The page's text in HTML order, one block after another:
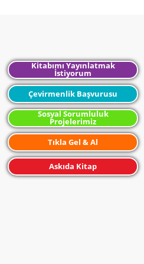
Kitabımı Yayınlatmak
İstiyorum
Çevirmenlik Başvurusu
Sosyal Sorumluluk
Projelerimiz
Tıkla Gel & Al
Askıda Kitap